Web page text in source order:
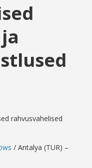
rahvusvahelised
/ Antalya (TUR) –